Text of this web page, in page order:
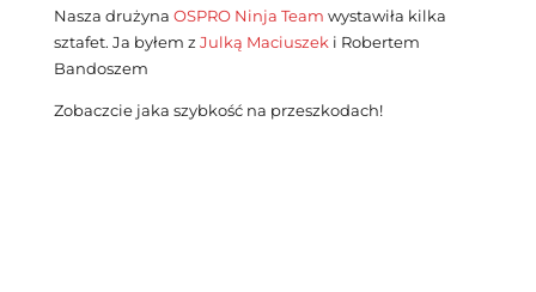
Nasza drużyna OSPRO Ninja Team wystawiła kilka
sztafet. Ja byłem z Julką Maciuszek i Robertem
Bandoszem
Zobaczcie jaka szybkość na przeszkodach!